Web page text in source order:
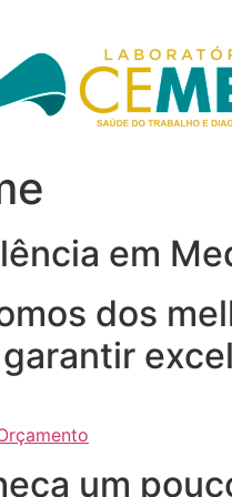
em
dos
um